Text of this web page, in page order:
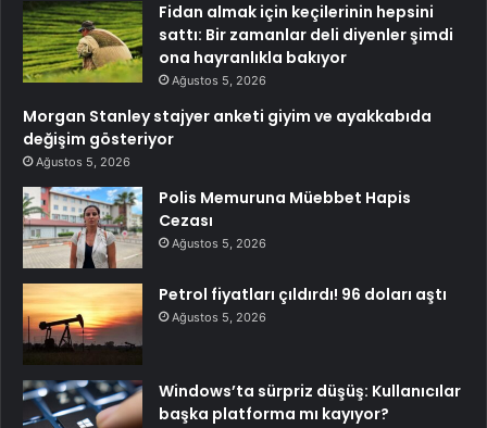
Fidan almak için keçilerinin hepsini
sattı: Bir zamanlar deli diyenler şimdi
ona hayranlıkla bakıyor
Ağustos 5, 2026
Morgan Stanley stajyer anketi giyim ve ayakkabıda
değişim gösteriyor
Ağustos 5, 2026
Polis Memuruna Müebbet Hapis
Cezası
Ağustos 5, 2026
Petrol fiyatları çıldırdı! 96 doları aştı
Ağustos 5, 2026
Windows’ta sürpriz düşüş: Kullanıcılar
başka platforma mı kayıyor?